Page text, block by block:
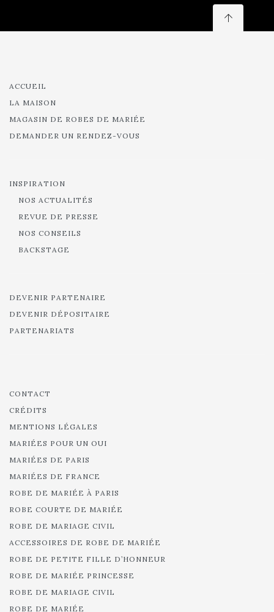
ACCUEIL
LA MAISON
MAGASIN DE ROBES DE MARIÉE
DEMANDER UN RENDEZ-VOUS
INSPIRATION
NOS ACTUALITÉS
REVUE DE PRESSE
NOS CONSEILS
BACKSTAGE
DEVENIR PARTENAIRE
DEVENIR DÉPOSITAIRE
PARTENARIATS
CONTACT
CRÉDITS
MENTIONS LÉGALES
MARIÉES POUR UN OUI
MARIÉES DE PARIS
MARIÉES DE FRANCE
ROBE DE MARIÉE À PARIS
ROBE COURTE DE MARIÉE
ROBE DE MARIAGE CIVIL
ACCESSOIRES DE ROBE DE MARIÉE
ROBE DE PETITE FILLE D’HONNEUR
ROBE DE MARIÉE PRINCESSE
ROBE DE MARIAGE CIVIL
ROBE DE MARIÉE